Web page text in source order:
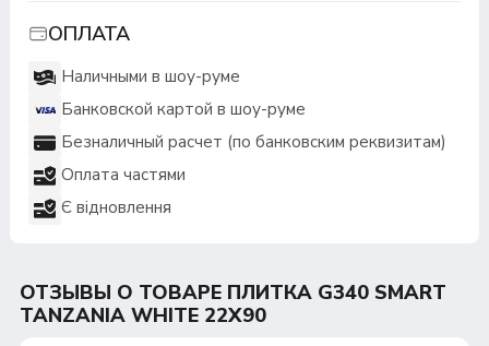
ОПЛАТА
Наличными в шоу-руме
Банковской картой в шоу-руме
Безналичный расчет (по банковским реквизитам)
Оплата частями
Є відновлення
ОТЗЫВЫ О ТОВАРЕ ПЛИТКА G340 SMART
TANZANIA WHITE 22X90